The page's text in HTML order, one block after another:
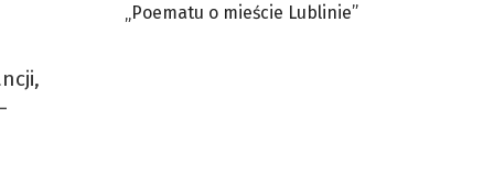
„Poematu o mieście Lublinie”